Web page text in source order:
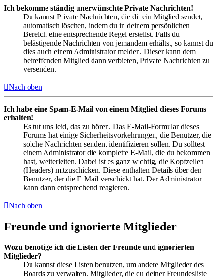
Ich bekomme ständig unerwünschte Private Nachrichten!
Du kannst Private Nachrichten, die dir ein Mitglied sendet,
automatisch löschen, indem du in deinem persönlichen
Bereich eine entsprechende Regel erstellst. Falls du
belästigende Nachrichten von jemandem erhältst, so kannst du
dies auch einem Administrator melden. Dieser kann dem
betreffenden Mitglied dann verbieten, Private Nachrichten zu
versenden.
Nach oben
Ich habe eine Spam-E-Mail von einem Mitglied dieses Forums
erhalten!
Es tut uns leid, das zu hören. Das E-Mail-Formular dieses
Forums hat einige Sicherheitsvorkehrungen, die Benutzer, die
solche Nachrichten senden, identifizieren sollen. Du solltest
einem Administrator die komplette E-Mail, die du bekommen
hast, weiterleiten. Dabei ist es ganz wichtig, die Kopfzeilen
(Headers) mitzuschicken. Diese enthalten Details über den
Benutzer, der die E-Mail verschickt hat. Der Administrator
kann dann entsprechend reagieren.
Nach oben
Freunde und ignorierte Mitglieder
Wozu benötige ich die Listen der Freunde und ignorierten
Mitglieder?
Du kannst diese Listen benutzen, um andere Mitglieder des
Boards zu verwalten. Mitglieder, die du deiner Freundesliste